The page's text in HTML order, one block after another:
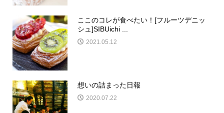
ここのコレが食べたい！[フルーツデニッ
シュ]SIBUichi ...
2021.05.12
想いの詰まった日報
2020.07.22